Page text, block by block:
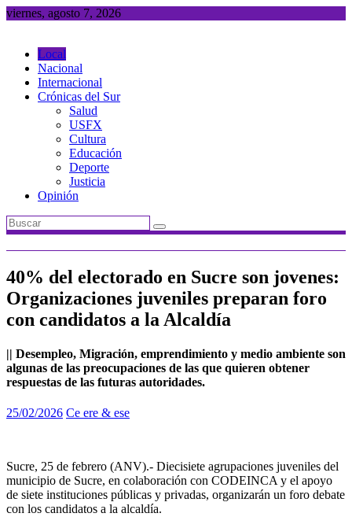
Saltar
viernes, agosto 7, 2026
Local
Nacional
Internacional
Crónicas del Sur
Salud
USFX
Cultura
Educación
Deporte
Justicia
Opinión
40% del electorado en Sucre son jovenes:
Organizaciones juveniles preparan foro
con candidatos a la Alcaldía
|| Desempleo, Migración, emprendimiento y medio ambiente son
algunas de las preocupaciones de las que quieren obtener
respuestas de las futuras autoridades.
25/02/2026 Ce ere & ese
Sucre, 25 de febrero (ANV).- Diecisiete agrupaciones juveniles del
municipio de Sucre, en colaboración con CODEINCA y el apoyo
de siete instituciones públicas y privadas, organizarán un foro debate
con los candidatos a la alcaldía.